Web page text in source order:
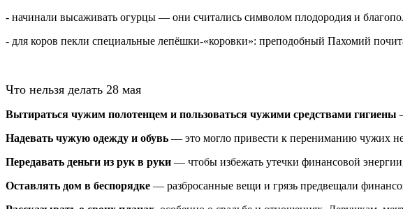
- начинали высаживать огурцы — они считались символом плодородия и
- для коров пекли специальные лепёшки-«коровки»: преподобный Пахомий
Что нельзя делать 28 мая
Вытираться чужим полотенцем и пользоваться чужими средствами гигиены
Надевать чужую одежду и обувь — это могло привести к перениманию чужих
Передавать деньги из рук в руки — чтобы избежать утечки финансовой
Оставлять дом в беспорядке — разбросанные вещи и грязь предвещали